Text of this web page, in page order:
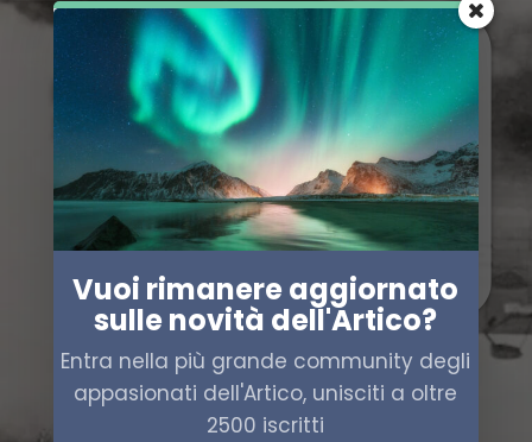
Vuoi rimanere aggiornato
sulle novità dell'Artico?
Entra nella più grande community degli
appasionati dell'Artico, unisciti a oltre
2500 iscritti